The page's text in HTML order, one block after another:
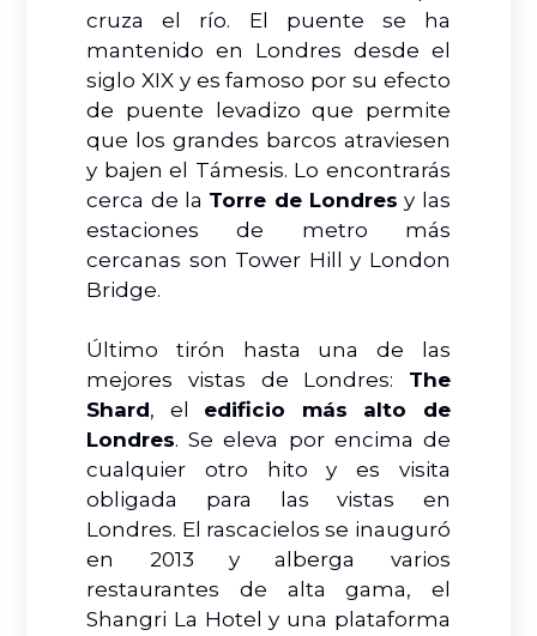
cruza el río. El puente se ha
mantenido en Londres desde el
siglo XIX y es famoso por su efecto
de puente levadizo que permite
que los grandes barcos atraviesen
y bajen el Támesis. Lo encontrarás
cerca de la Torre de Londres y las
estaciones de metro más
cercanas son Tower Hill y London
Bridge.
Último tirón hasta una de las
mejores vistas de Londres: The
Shard, el edificio más alto de
Londres. Se eleva por encima de
cualquier otro hito y es visita
obligada para las vistas en
Londres. El rascacielos se inauguró
en 2013 y alberga varios
restaurantes de alta gama, el
Shangri La Hotel y una plataforma